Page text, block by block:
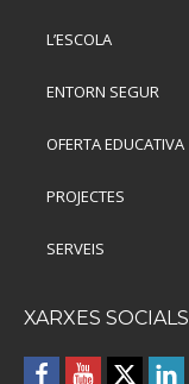
L’ESCOLA
ENTORN SEGUR
OFERTA EDUCATIVA
PROJECTES
SERVEIS
XARXES SOCIALS